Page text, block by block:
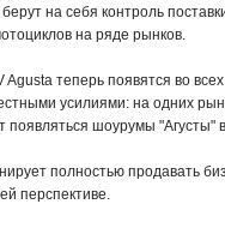
на себя контроль
на ряде рынков.
теперь появятся во
усилиями: на одних
появляться шоурумы "Агусты"
полностью продавать
перспективе.